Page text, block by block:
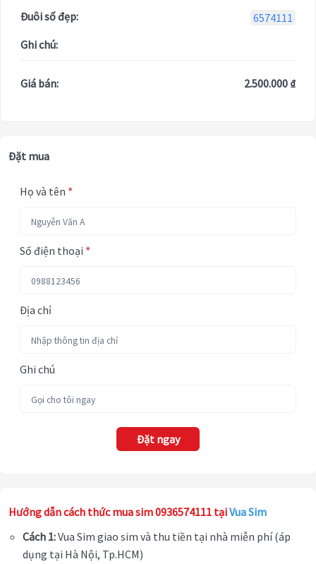
Đuôi số đẹp:
6574111
Ghi chú:
Giá bán: 2.500.000 ₫
Đặt mua
Họ và tên *
Số điện thoại *
Địa chỉ
Ghi chú
Đặt ngay
Hướng dẫn cách thức mua sim 0936574111 tạiVua Sim
Cách 1:Vua Sim giao sim và thu tiền tại nhà miễn phí (áp
dụng tại Hà Nội, Tp.HCM)